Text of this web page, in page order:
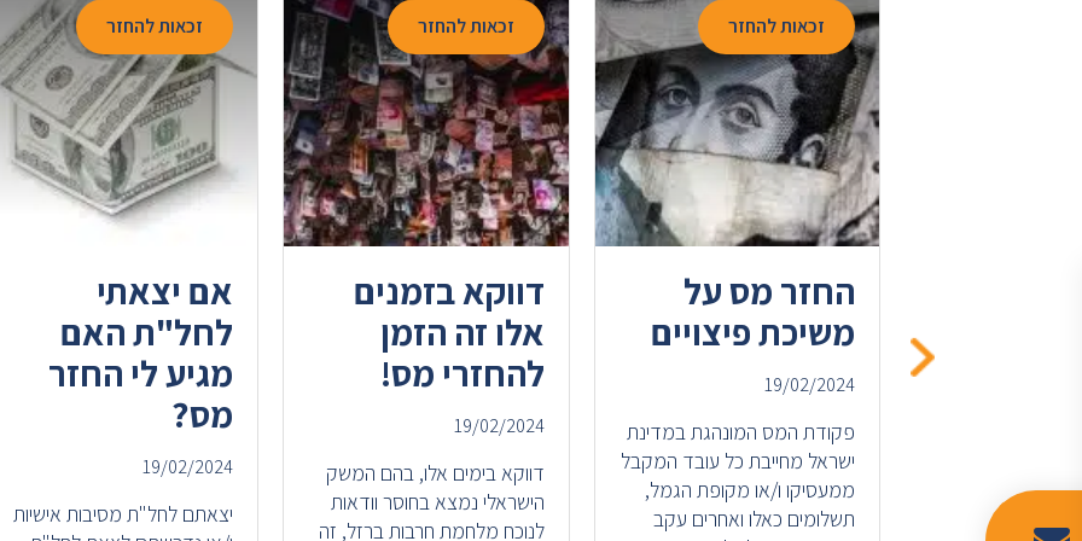
ברזל הובילה את
זכאות להחזר
החזר מס על
משיכת פיצויים
19/02/2024
פקודת המס המונהגת במדינת
ישראל מחייבת כל עובד המקבל
ממעסיקו ו/או מקופת הגמל,
תשלומים כאלו ואחרים עקב
זכאות להחזר
דווקא בזמנים
אלו זה הזמן
להחזרי מס!
19/02/2024
דווקא בימים אלו, בהם המשק
הישראלי נמצא בחוסר וודאות
לנוכח מלחמת חרבות ברזל, זה
זכאות להחזר
אם יצאתי
לחל"ת האם
מגיע לי החזר
מס?
19/02/2024
יצאתם לחל"ת מסיבות אישיות